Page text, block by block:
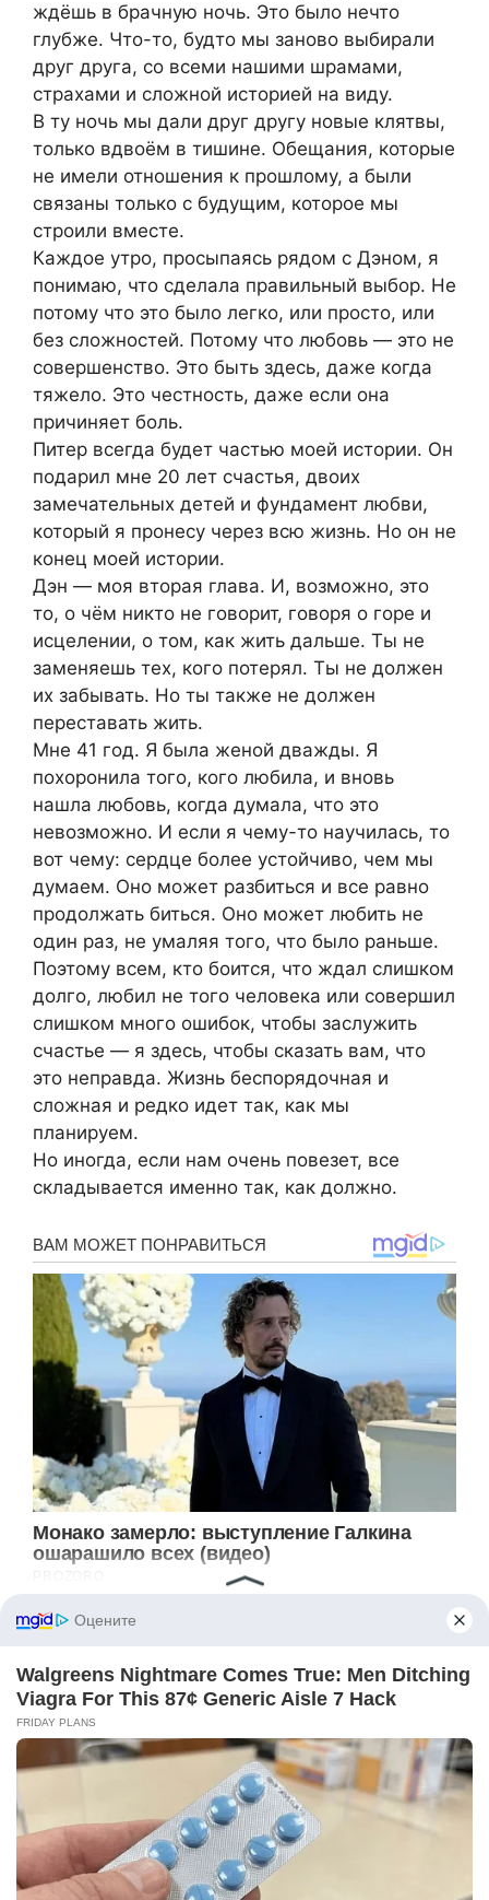
ждёшь в брачную ночь. Это было нечто
глубже. Что-то, будто мы заново выбирали
друг друга, со всеми нашими шрамами,
страхами и сложной историей на виду.
В ту ночь мы дали друг другу новые клятвы,
только вдвоём в тишине. Обещания, которые
не имели отношения к прошлому, а были
связаны только с будущим, которое мы
строили вместе.
Каждое утро, просыпаясь рядом с Дэном, я
понимаю, что сделала правильный выбор. Не
потому что это было легко, или просто, или
без сложностей. Потому что любовь — это не
совершенство. Это быть здесь, даже когда
тяжело. Это честность, даже если она
причиняет боль.
Питер всегда будет частью моей истории. Он
подарил мне 20 лет счастья, двоих
замечательных детей и фундамент любви,
который я пронесу через всю жизнь. Но он не
конец моей истории.
Дэн — моя вторая глава. И, возможно, это
то, о чём никто не говорит, говоря о горе и
исцелении, о том, как жить дальше. Ты не
заменяешь тех, кого потерял. Ты не должен
их забывать. Но ты также не должен
переставать жить.
Мне 41 год. Я была женой дважды. Я
похоронила того, кого любила, и вновь
нашла любовь, когда думала, что это
невозможно. И если я чему-то научилась, то
вот чему: сердце более устойчиво, чем мы
думаем. Оно может разбиться и все равно
продолжать биться. Оно может любить не
один раз, не умаляя того, что было раньше.
Поэтому всем, кто боится, что ждал слишком
долго, любил не того человека или совершил
слишком много ошибок, чтобы заслужить
счастье — я здесь, чтобы сказать вам, что
это неправда. Жизнь беспорядочная и
сложная и редко идет так, как мы
планируем.
Но иногда, если нам очень повезет, все
складывается именно так, как должно.